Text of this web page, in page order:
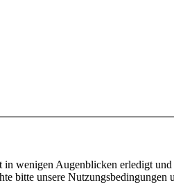
wenigen Augenblicken erledigt
bitte unsere